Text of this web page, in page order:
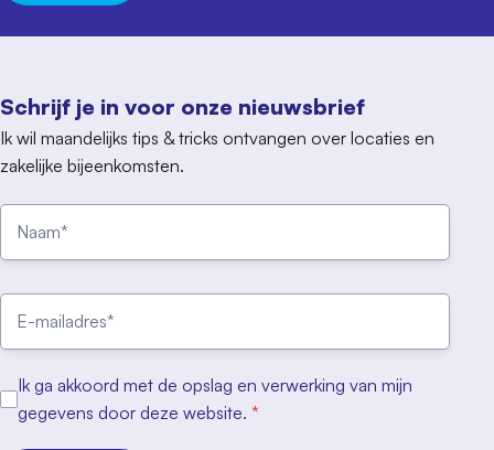
Schrijf je in voor onze nieuwsbrief
Ik wil maandelijks tips & tricks ontvangen over locaties en
zakelijke bijeenkomsten.
Ik ga akkoord met de opslag en verwerking van mijn
gegevens door deze website. *